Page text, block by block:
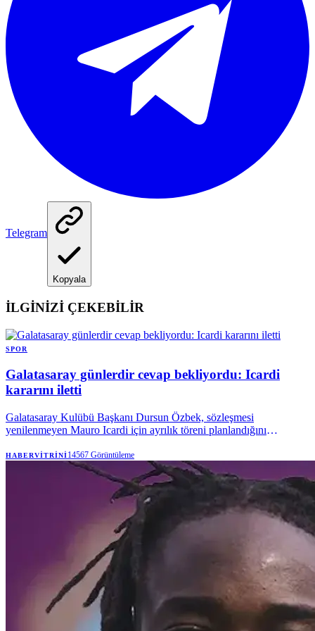
Telegram
Kopyala
İLGİNİZİ ÇEKEBİLİR
SPOR
Galatasaray günlerdir cevap bekliyordu: Icardi
kararını iletti
Galatasaray Kulübü Başkanı Dursun Özbek, sözleşmesi
yenilenmeyen Mauro Icardi için ayrılık töreni planlandığını
futbolcunun, bu davete rağmen kulübe beklenmedik bir dönüş
yaptığı konuşuluyor.
HABERVITRINI14567 Görüntüleme